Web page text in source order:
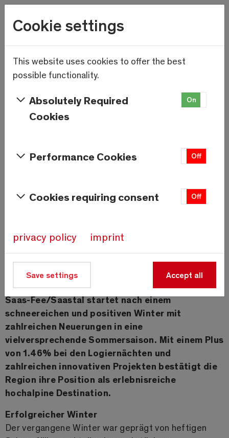
Skip to main content
14.8°C
Wetter
Ein erfolgreicher Winter als
Wegbereiter für einen
Sommer voller Innovationen
Saas-Fee/Saastal 22.05.2024 -
Die Ferienregion
Saas-Fee/Saastal startet nach einem
schneereichen und positiven Winter mit
zahlreichen Neuerungen in eine
vielversprechende Sommersaison. Mit einem Plus
von 1.46% bei den Logiernächten und
zahlreichen innovativen Projekten bestätigt die
Region ihre Position als erlebnisreiche
hochalpine Destination.
Erfolgreicher Winter
Der vergangene Winter war geprägt von heftigen
Cookie settings
This website uses cookies to offer the best
possible functionality.
Absolutely Required
Cookies
On
Performance Cookies Off
Cookies requiring consent Off
privacy policy imprint
Save settings Accept all